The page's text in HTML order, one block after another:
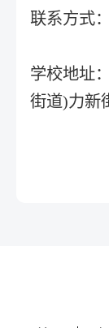
联系方式
学校地址
街道)力新